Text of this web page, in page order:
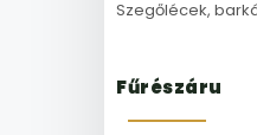
Szegőlécek,
Fűrészáru